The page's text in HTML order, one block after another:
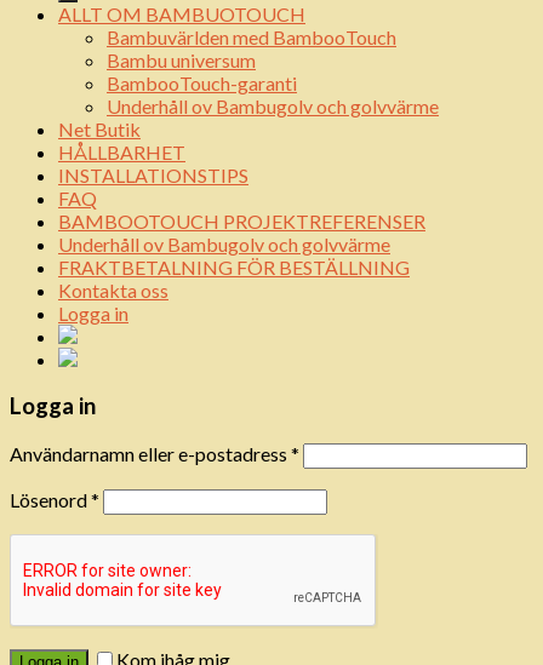
ALLT OM BAMBUOTOUCH
Bambuvärlden med BambooTouch
Bambu universum
BambooTouch-garanti
Underhåll ov Bambugolv och golvvärme
Net Butik
HÅLLBARHET
INSTALLATIONSTIPS
FAQ
BAMBOOTOUCH PROJEKTREFERENSER
Underhåll ov Bambugolv och golvvärme
FRAKTBETALNING FÖR BESTÄLLNING
Kontakta oss
Logga in
Logga in
Användarnamn eller e-postadress *
Lösenord*
Kom ihåg mig